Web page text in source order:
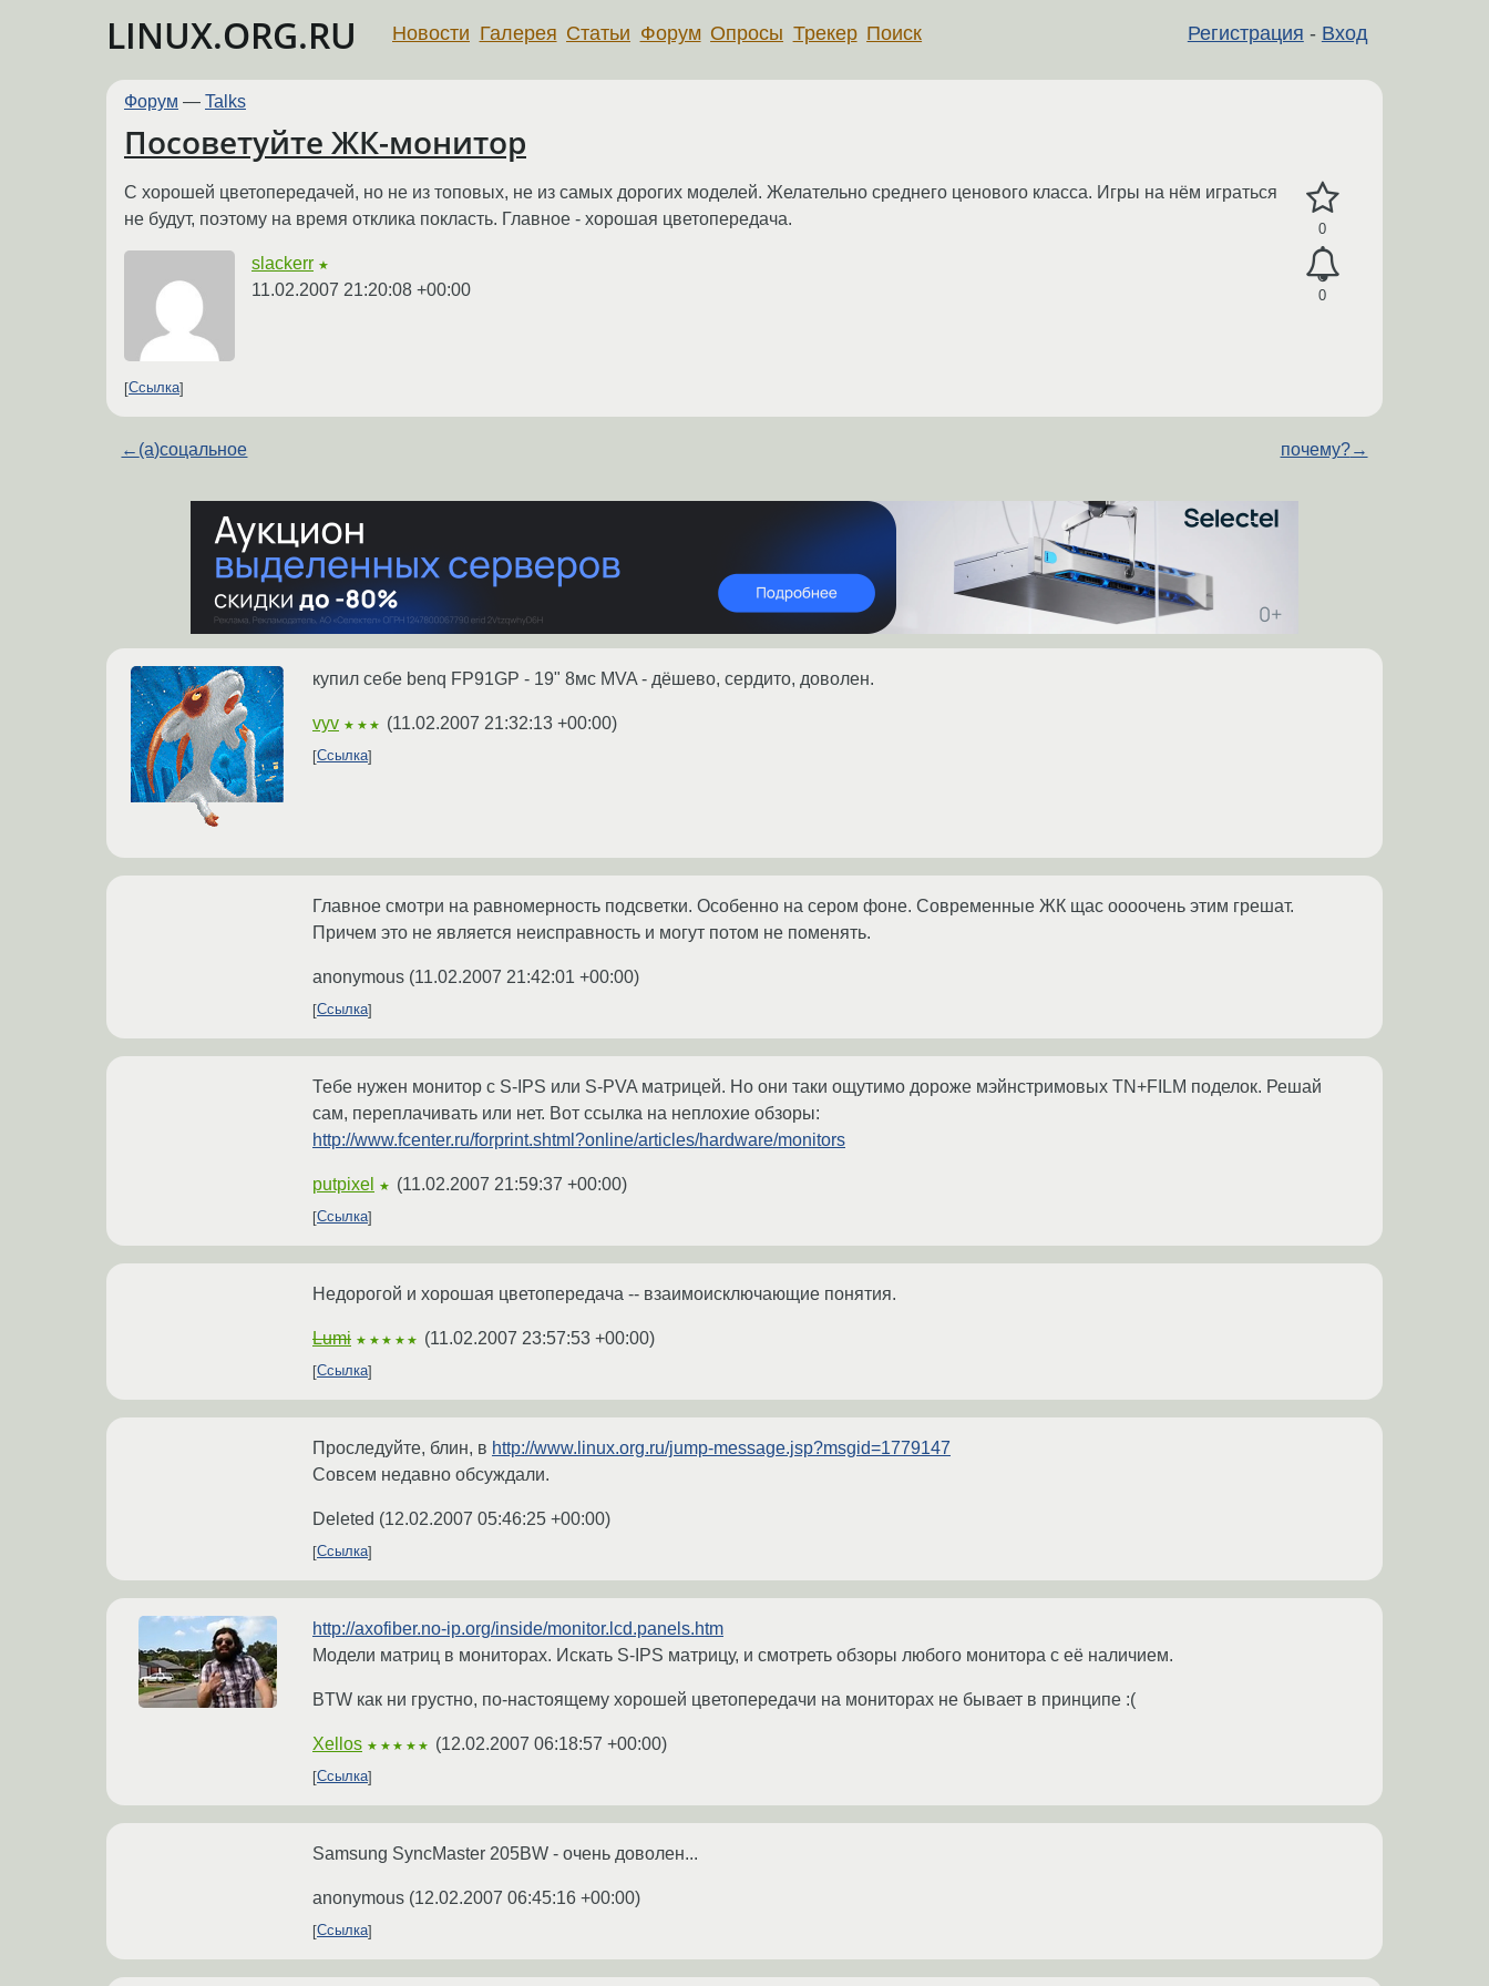
LINUX.ORG.RU Регистрация - Вход
Новости Галерея Статьи Форум Опросы Трекер Поиск
Форум — Talks
Посоветуйте ЖК-монитор
0
0
С хорошей цветопередачей, но не из топовых, не из самых дорогих моделей. Желательно среднего ценового класса. Игры на нём играться
не будут, поэтому на время отклика покласть. Главное - хорошая цветопередача.
slackerr ★
11.02.2007 21:20:08 +00:00
Ссылка
← (a)соцальное почему?→
купил себе benq FP91GP - 19" 8мс MVA - дёшево, сердито, доволен.
vyv ★★★ (11.02.2007 21:32:13 +00:00)
Ссылка
Главное смотри на равномерность подсветки. Особенно на сером фоне. Современные ЖК щас оооочень этим грешат.
Причем это не является неисправность и могут потом не поменять.
anonymous (11.02.2007 21:42:01 +00:00)
Ссылка
Тебе нужен монитор с S-IPS или S-PVA матрицей. Но они таки ощутимо дороже мэйнстримовых TN+FILM поделок. Решай
сам, переплачивать или нет. Вот ссылка на неплохие обзоры:
http://www.fcenter.ru/forprint.shtml?online/articles/hardware/monitors
putpixel ★ (11.02.2007 21:59:37 +00:00)
Ссылка
Недорогой и хорошая цветопередача -- взаимоисключающие понятия.
Lumi ★★★★★ (11.02.2007 23:57:53 +00:00)
Ссылка
Проследуйте, блин, в http://www.linux.org.ru/jump-message.jsp?msgid=1779147
Совсем недавно обсуждали.
Deleted (12.02.2007 05:46:25 +00:00)
Ссылка
http://axofiber.no-ip.org/inside/monitor.lcd.panels.htm
Модели матриц в мониторах. Искать S-IPS матрицу, и смотреть обзоры любого монитора с её наличием.
BTW как ни грустно, по-настоящему хорошей цветопередачи на мониторах не бывает в принципе :(
Xellos ★★★★★ (12.02.2007 06:18:57 +00:00)
Ссылка
Samsung SyncMaster 205BW - очень доволен...
anonymous (12.02.2007 06:45:16 +00:00)
Ссылка